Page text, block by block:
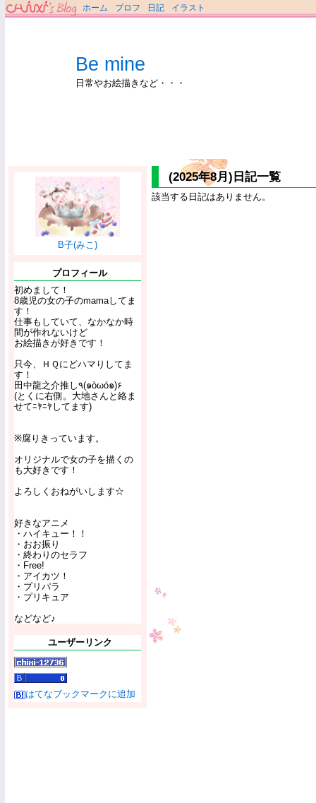
ホーム プロフ 日記 イラスト
Be mine
日常やお絵描きなど・・・
B子(みこ)
プロフィール
初めまして！
8歳児の女の子のmamaしてま
す！
仕事もしていて、なかなか時
間が作れないけど
お絵描きが好きです！
只今、ＨＱにどハマりしてま
す！
田中龍之介推し٩(๑òωó๑)۶
(とくに右側。大地さんと絡ま
せてﾆﾔﾆﾔしてます)
※腐りきっています。
オリジナルで女の子を描くの
も大好きです！
よろしくおねがいします☆
好きなアニメ
・ハイキュー！！
・おお振り
・終わりのセラフ
・Free!
・アイカツ！
・プリパラ
・プリキュア
などなど♪
ユーザーリンク
はてなブックマークに追加
(2025年8月)日記一覧
該当する日記はありません。